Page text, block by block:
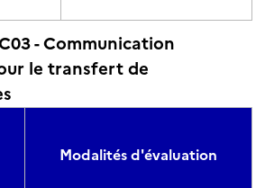
- Communication
le transfert de
Modalités d'évaluation